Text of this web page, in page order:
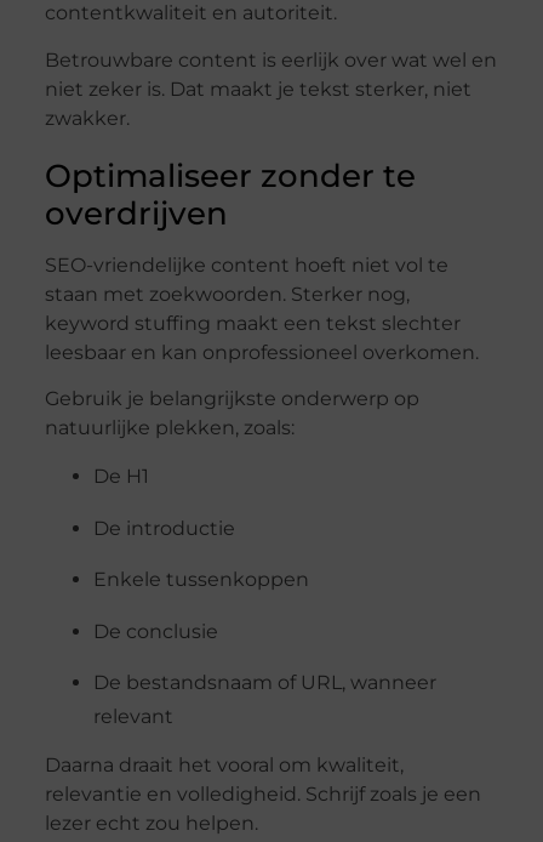
contentkwaliteit en autoriteit.
Betrouwbare content is eerlijk over wat wel en
niet zeker is. Dat maakt je tekst sterker, niet
zwakker.
Optimaliseer zonder te
overdrijven
SEO-vriendelijke content hoeft niet vol te
staan met zoekwoorden. Sterker nog,
keyword stuffing maakt een tekst slechter
leesbaar en kan onprofessioneel overkomen.
Gebruik je belangrijkste onderwerp op
natuurlijke plekken, zoals:
De H1
De introductie
Enkele tussenkoppen
De conclusie
De bestandsnaam of URL, wanneer
relevant
Daarna draait het vooral om kwaliteit,
relevantie en volledigheid. Schrijf zoals je een
lezer echt zou helpen.